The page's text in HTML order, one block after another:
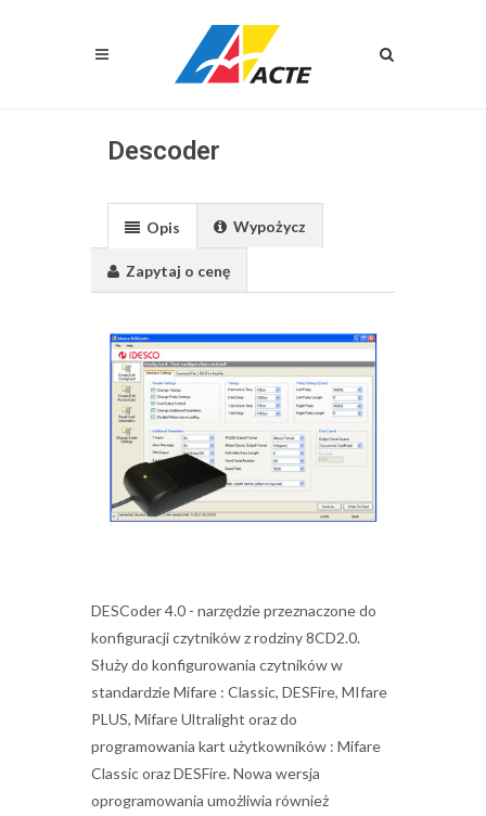
Descoder
Opis Wypożycz
Zapytaj o cenę
DESCoder 4.0 - narzędzie przeznaczone do
konfiguracji czytników z rodziny 8CD2.0.
Służy do konfigurowania czytników w
standardzie Mifare : Classic, DESFire, MIfare
PLUS, Mifare Ultralight oraz do
programowania kart użytkowników : Mifare
Classic oraz DESFire. Nowa wersja
oprogramowania umożliwia również